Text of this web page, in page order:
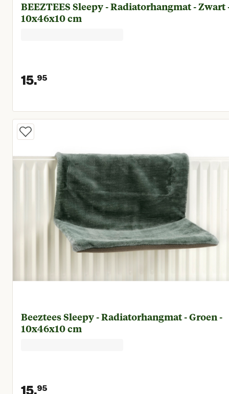
BEEZTEES Sleepy - Radiatorhangmat - Zwart
10x46x10 cm
15.95
Huidige prijs € 15,95
Beeztees Sleepy - Radiatorhangmat - Groen -
10x46x10 cm
15.95